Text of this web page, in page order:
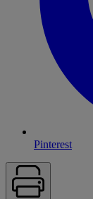
Pinterest